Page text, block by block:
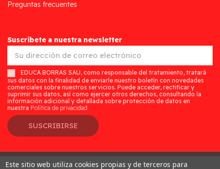
Preguntas frecuentes
Suscríbete a nuestra newsletter
EDUCA BORRAS SAU, como responsable del tratamiento, tratará
sus datos con la finalidad de enviarle nuestro boletín con novedades
comerciales sobre nuestros servicios. Puede acceder, rectificar y
suprimir sus datos, así como ejercer otros derechos, consultando la
información adicional y detallada sobre protección de datos en
nuestra Política de privacidad
SUSCRIBIRSE
Este sitio web utiliza cookies propias y de terceros para